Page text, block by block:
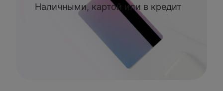
Наличными, картой или в кредит